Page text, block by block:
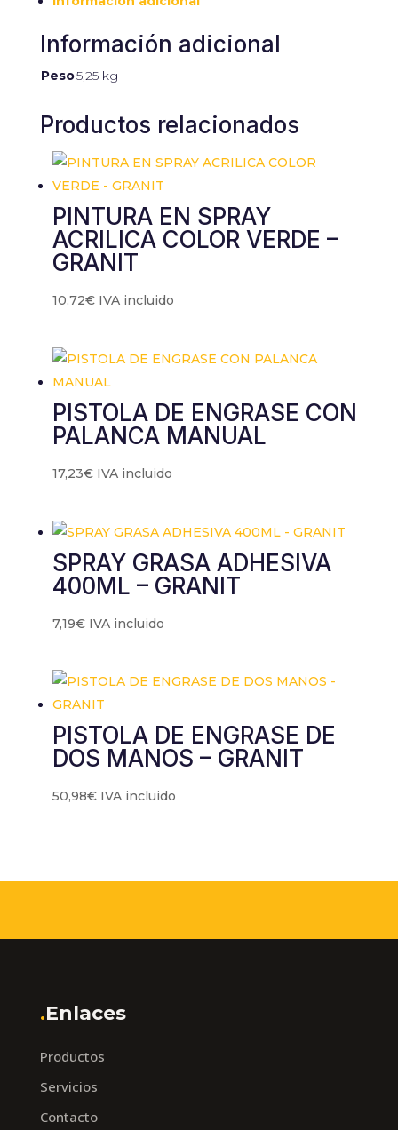
Información adicional
Peso5,25 kg
Productos relacionados
PINTURA EN SPRAY
ACRILICA COLOR VERDE –
GRANIT
10,72€ IVA incluido
PISTOLA DE ENGRASE CON
PALANCA MANUAL
17,23€ IVA incluido
SPRAY GRASA ADHESIVA
400ML – GRANIT
7,19€ IVA incluido
PISTOLA DE ENGRASE DE
DOS MANOS – GRANIT
50,98€ IVA incluido
.Enlaces
Productos
Servicios
Contacto